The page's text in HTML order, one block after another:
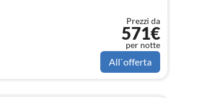
Prezzi da
571€
per notte
All`offerta